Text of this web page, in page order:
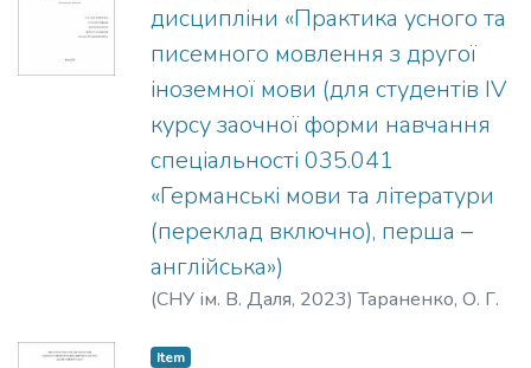
дисципліни «Практика усного та
писемного мовлення з другої
іноземної мови (для студентів ІV
курсу заочної форми навчання
спеціальності 035.041
«Германські мови та літератури
(переклад включно), перша –
англійська»)
(СНУ ім. В. Даля, 2023)Тараненко, О. Г.
Item